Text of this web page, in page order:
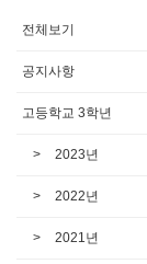
전체보기
공지사항
고등학교 3학년
2023년
2022년
2021년